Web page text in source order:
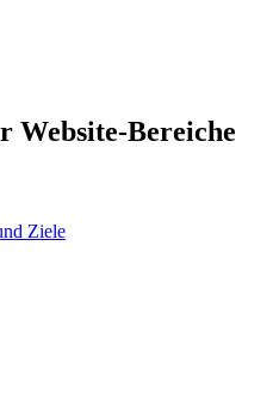
Website-Bereiche
Zie­le